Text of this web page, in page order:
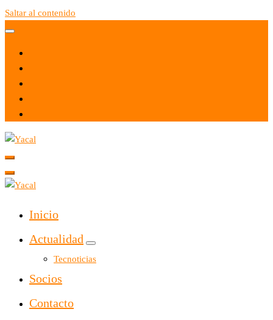
Saltar al contenido
Yacal micro hosting
Inicio
Actualidad
Tecnoticias
Socios
Contacto